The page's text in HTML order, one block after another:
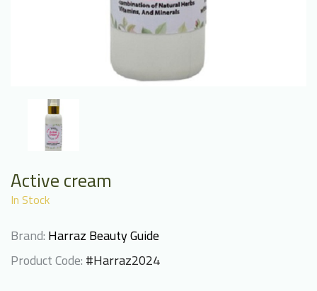
Active cream
In Stock
Brand:Harraz Beauty Guide
Product Code:#Harraz2024